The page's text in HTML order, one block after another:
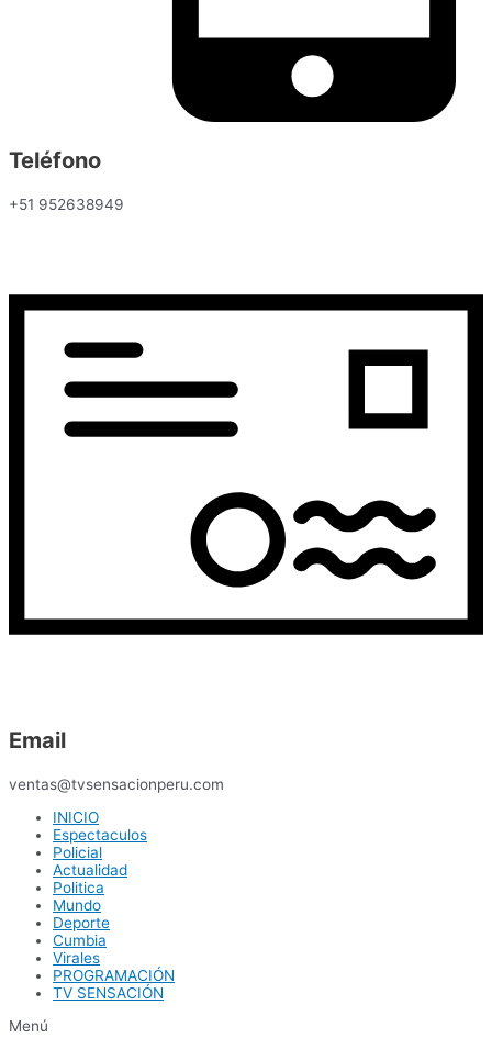
Teléfono
+51 952638949
Email
ventas@tvsensacionperu.com
INICIO
Espectaculos
Policial
Actualidad
Politica
Mundo
Deporte
Cumbia
Virales
PROGRAMACIÓN
TV SENSACIÓN
Menú